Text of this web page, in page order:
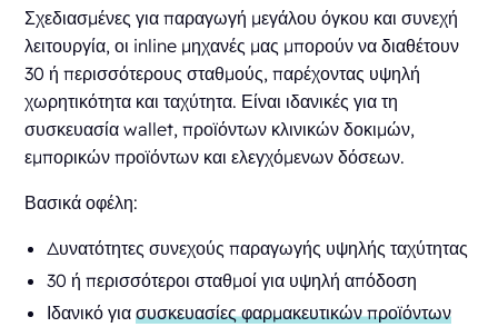
Σχεδιασμένες για παραγωγή μεγάλου όγκου και συνεχή
λειτουργία, οι inline μηχανές μας μπορούν να διαθέτουν
30 ή περισσότερους σταθμούς, παρέχοντας υψηλή
χωρητικότητα και ταχύτητα. Είναι ιδανικές για τη
συσκευασία wallet, προϊόντων κλινικών δοκιμών,
εμπορικών προϊόντων και ελεγχόμενων δόσεων.
Βασικά οφέλη:
Δυνατότητες συνεχούς παραγωγής υψηλής ταχύτητας
30 ή περισσότεροι σταθμοί για υψηλή απόδοση
Ιδανικό γιασυσκευασίες φαρμακευτικών προϊόντων